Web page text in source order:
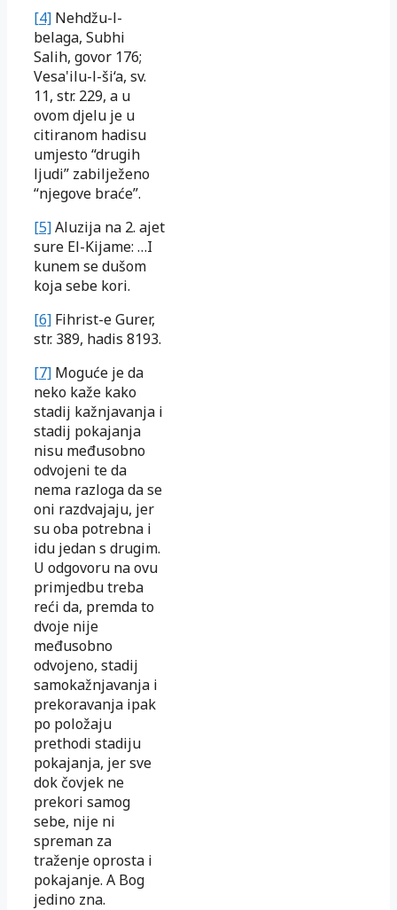
[4] Nehdžu-l-
belaga, Subhi
Salih, govor 176;
Vesa'ilu-l-ši‘a, sv.
11, str. 229, a u
ovom djelu je u
citiranom hadisu
umjesto “drugih
ljudi” zabilježeno
“njegove braće”.
[5]Aluzija na 2. ajet
sure El-Kijame: …I
kunem se dušom
koja sebe kori.
[6] Fihrist-e Gurer,
str. 389, hadis 8193.
[7] Moguće je da
neko kaže kako
stadij kažnjavanja i
stadij pokajanja
nisu međusobno
odvojeni te da
nema razloga da se
oni razdvajaju, jer
su oba potrebna i
idu jedan s drugim.
U odgovoru na ovu
primjedbu treba
reći da, premda to
dvoje nije
međusobno
odvojeno, stadij
samokažnjavanja i
prekoravanja ipak
po položaju
prethodi stadiju
pokajanja, jer sve
dok čovjek ne
prekori samog
sebe, nije ni
spreman za
traženje oprosta i
pokajanje. A Bog
jedino zna.